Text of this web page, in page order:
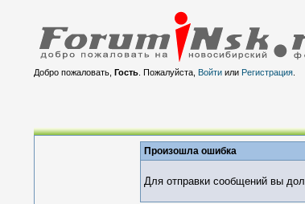
Добро пожаловать, Гость. Пожалуйста, Войтиили Регистрация.
Произошла ошибка
Для отправки сообщений вы